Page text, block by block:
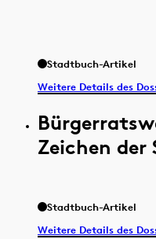
Stadtbuch-Artikel
Weitere Details des
Zeichen der
Stadtbuch-Artikel
Weitere Details des